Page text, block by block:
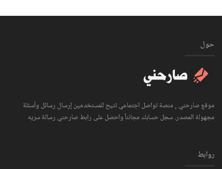
روابط
حول
موقع صارحني , منصة تواصل اجتماعي تتيح للمستخدمين إرسال رسائل وأسئلة
مجهولة المصدر. سجل حسابك مجانناً واحصل على رابط صارحني رسالة سريه